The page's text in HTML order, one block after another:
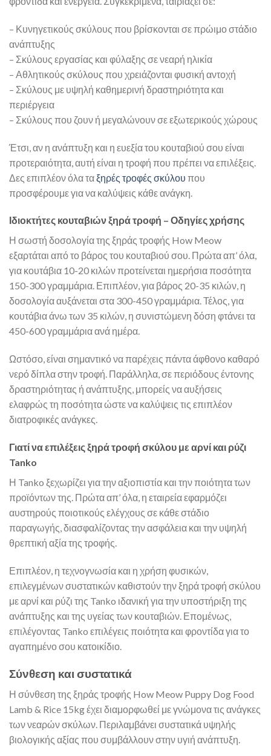
– Κυνηγετικούς σκύλους που βρίσκονται σε πρώιμο στάδιο
ανάπτυξης
– Σκύλους εργασίας και φύλαξης σε νεαρή ηλικία
– Αθλητικούς σκύλους που χρειάζονται φυσική αντοχή
– Σκύλους με υψηλή καθημερινή δραστηριότητα και
περιέργεια
– Σκύλους που ζουν ή μεγαλώνουν σε εξωτερικούς χώρους
Έτσι, αν η ανάπτυξη και η ευεξία του κουταβιού σου είναι
προτεραιότητα, αυτή είναι η τροφή που πρέπει να επιλέξεις.
Δες επιπλέον όλα ταξηρές τροφές σκύλου που
προσφέρουμε για να καλύψεις κάθε ανάγκη.
Ιδιοκτήτες κουταβιών ξηρά τροφή – Οδηγίες χρήσης
Η σωστή δοσολογία της ξηράς τροφής How Meow
εξαρτάται από το βάρος του κουταβιού σου. Πρώτα απ’ όλα,
για κουτάβια 10-20 κιλών προτείνεται ημερήσια ποσότητα
150-300 γραμμάρια. Επιπλέον, για βάρος 20-35 κιλών, η
δοσολογία αυξάνεται στα 300-450 γραμμάρια. Τέλος, για
κουτάβια άνω των 35 κιλών, η συνιστώμενη δόση φτάνει τα
450-600 γραμμάρια ανά ημέρα.
Ωστόσο, είναι σημαντικό να παρέχεις πάντα άφθονο καθαρό
νερό δίπλα στην τροφή. Παράλληλα, σε περιόδους έντονης
δραστηριότητας ή ανάπτυξης, μπορείς να αυξήσεις
ελαφρώς τη ποσότητα ώστε να καλύψεις τις επιπλέον
διατροφικές ανάγκες.
Γιατί να επιλέξεις ξηρά τροφή σκύλου με αρνί και ρύζι
Tanko
Η Tanko ξεχωρίζει για την αξιοπιστία και την ποιότητα των
προϊόντων της. Πρώτα απ’ όλα, η εταιρεία εφαρμόζει
αυστηρούς ποιοτικούς ελέγχους σε κάθε στάδιο
παραγωγής, διασφαλίζοντας την ασφάλεια και την υψηλή
θρεπτική αξία της τροφής.
Επιπλέον, η τεχνογνωσία και η χρήση φυσικών,
επιλεγμένων συστατικών καθιστούν την ξηρά τροφή σκύλου
με αρνί και ρύζι της Tanko ιδανική για την υποστήριξη της
ανάπτυξης και της υγείας των κουταβιών. Επομένως,
επιλέγοντας Tanko επιλέγεις ποιότητα και φροντίδα για το
αγαπημένο σου κατοικίδιο.
Σύνθεση και συστατικά
Η σύνθεση της ξηράς τροφής How Meow Puppy Dog Food
Lamb & Rice 15kg έχει διαμορφωθεί με γνώμονα τις ανάγκες
των νεαρών σκύλων. Περιλαμβάνει συστατικά υψηλής
βιολογικής αξίας που συμβάλλουν στην υγιή ανάπτυξη.